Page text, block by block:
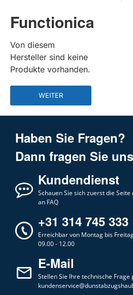
Functionica
Von diesem
Hersteller sind keine
Produkte vorhanden.
WEITER
Haben Sie Fragen?
Dann fragen Sie uns
Kundendienst
Schauen Sie sich zuerst die Seite
an FAQ
+31 314 745 333
Erreichbar von Montag bis
09.00 - 12.00
E-Mail
Stellen Sie Ihre technische Frage